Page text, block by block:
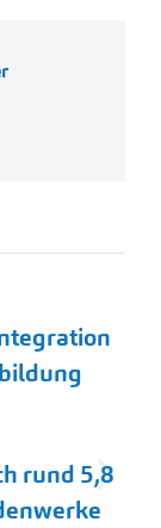
rund 5,8